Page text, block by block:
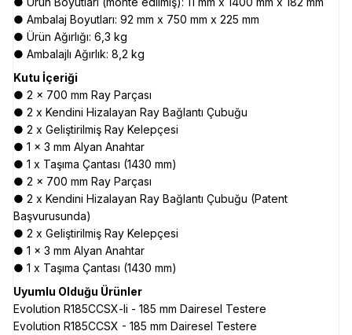
● Ambalaj Boyutları: 92 mm x 750 mm x 225 mm
● Ürün Ağırlığı: 6,3 kg
● Ambalajlı Ağırlık: 8,2 kg
Kutu İçeriği
● 2 x 700 mm Ray Parçası
● 2 x Kendini Hizalayan Ray Bağlantı Çubuğu
● 2 x Geliştirilmiş Ray Kelepçesi
● 1 x 3 mm Alyan Anahtar
● 1 x Taşıma Çantası (1430 mm)
● 2 x 700 mm Ray Parçası
● 2 x Kendini Hizalayan Ray Bağlantı Çubuğu (Patent
Başvurusunda)
● 2 x Geliştirilmiş Ray Kelepçesi
● 1 x 3 mm Alyan Anahtar
● 1 x Taşıma Çantası (1430 mm)
Uyumlu Olduğu Ürünler
Evolution R185CCSX-li - 185 mm Dairesel Testere
Evolution R185CCSX - 185 mm Dairesel Testere